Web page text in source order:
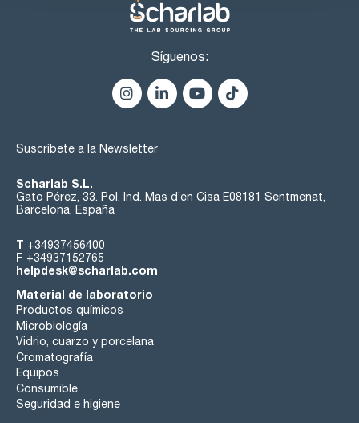
Síguenos:
Suscríbete a la Newsletter
Scharlab S.L.
Gato Pérez, 33. Pol. Ind. Mas d’en Cisa E08181 Sentmenat,
Barcelona, España
T +34937456400
F +34937152765
helpdesk@scharlab.com
Material de laboratorio
Productos químicos
Microbiología
Vidrio, cuarzo y porcelana
Cromatografía
Equipos
Consumible
Seguridad e higiene